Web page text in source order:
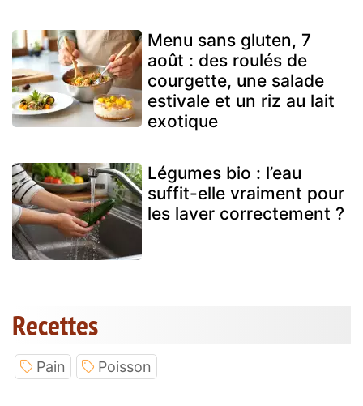
Menu sans gluten, 7
août : des roulés de
courgette, une salade
estivale et un riz au lait
exotique
Légumes bio : l’eau
suffit-elle vraiment pour
les laver correctement ?
Recettes
Pain Poisson